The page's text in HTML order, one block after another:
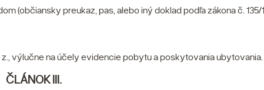
(občiansky preukaz, pas, alebo iný doklad podľa zákona č. 135/
z., výlučne na účely evidencie pobytu a poskytovania ubytovania.
ČLÁNOK III.